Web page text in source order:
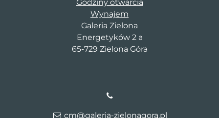
Godziny otwarcia
Wynajem
Galeria Zielona
Energetyków 2 a
65-729 Zielona Góra
cm@galeria-zielonagora.pl